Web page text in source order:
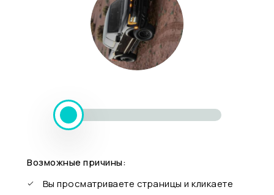
Возможные причины:
Вы просматриваете страницы и кликаете